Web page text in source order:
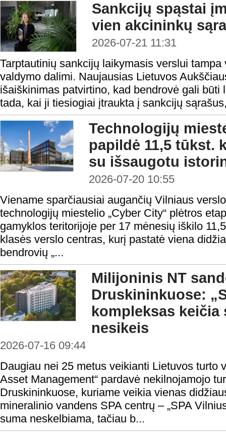
Sankcijų spąstai
vien akcininkų
2026-07-21 11:31
Tarptautinių sankcijų laikymasis verslui
valdymo dalimi. Naujausias Lietuvos
išaiškinimas patvirtino, kad bendrovė gali būti
tada, kai ji tiesiogiai įtraukta į sankcijų
Technologijų
papildė 11,5 tūkst.
su išsaugotu
2026-07-20 10:55
Viename sparčiausiai augančių Vilniaus
technologijų miestelio „Cyber City“ plėtros
gamyklos teritorijoje per 17 mėnesių iškilo
klasės verslo centras, kurį pastatė viena
bendrovių „...
Milijoninis NT
Druskininkuose:
kompleksas keičia
nesikeis
2026-07-16 09:44
Daugiau nei 25 metus veikianti Lietuvos turto
Asset Management“ pardavė nekilnojamojo
Druskininkuose, kuriame veikia vienas
mineralinio vandens SPA centrų – „SPA
suma neskelbiama, tačiau b...